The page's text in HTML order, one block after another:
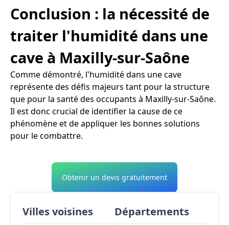
Conclusion : la nécessité de
traiter l'humidité dans une
cave à Maxilly-sur-Saône
Comme démontré, l'humidité dans une cave
représente des défis majeurs tant pour la structure
que pour la santé des occupants à Maxilly-sur-Saône.
Il est donc crucial de identifier la cause de ce
phénomène et de appliquer les bonnes solutions
pour le combattre.
Obtenir un devis gratuitement
Villes voisines Départements